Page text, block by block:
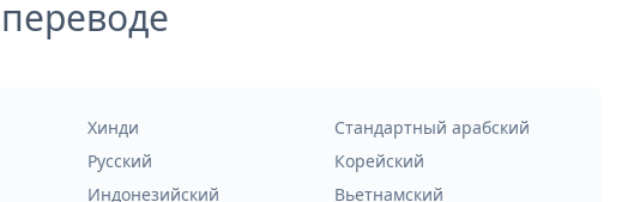
Хинди
Стандартный арабский
Русский
Корейский
Индонезийский Вьетнамский